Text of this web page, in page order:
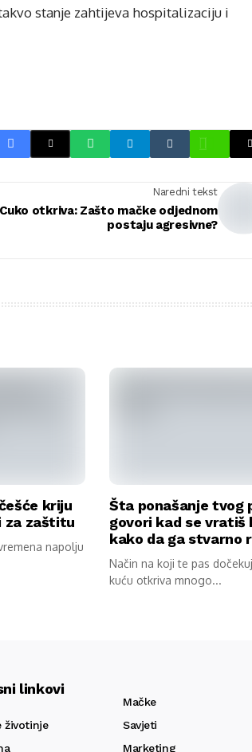
stanje zahtijeva hospitalizaciju i
Naredni tekst
Cuko otkriva: Zašto mačke odjednom
postaju agresivne?
kriju
za zaštitu
napolju
Šta ponašanje tvog
govori kad se vratiš
kako da ga stvarno
Način na koji te pas
kuću otkriva mnogo...
linkovi
Mačke
životinje
Savjeti
Marketing